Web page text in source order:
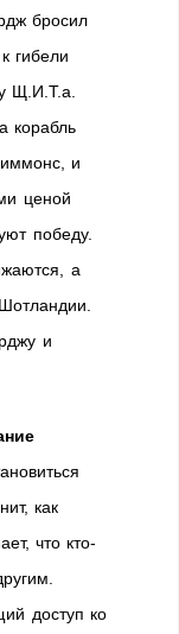
бросил
гибели
Щ.И.Т.а.
корабль
и
ценой
победу.
а
и
как
что кто-
доступ ко